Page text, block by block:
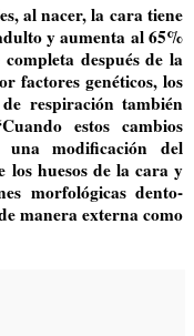
al nacer, la cara tiene
y aumenta al 65%
después de la
factores genéticos, los
respiración también
estos cambios
modificación del
huesos de la cara y
morfológicas dento-
manera externa como